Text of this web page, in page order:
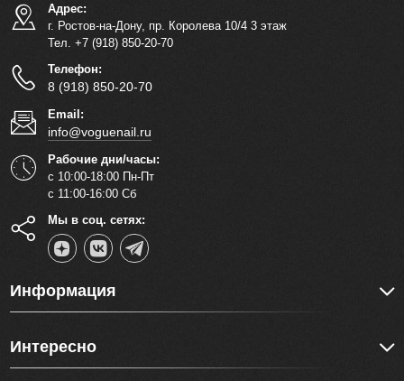
Адрес:
г. Ростов-на-Дону, пр. Королева 10/4 3 этаж
Тел. +7 (918) 850-20-70
Телефон:
8 (918) 850-20-70
Email:
info@voguenail.ru
Рабочие дни/часы:
с 10:00-18:00 Пн-Пт
с 11:00-16:00 Сб
Мы в соц. сетях:
Информация
Интересно